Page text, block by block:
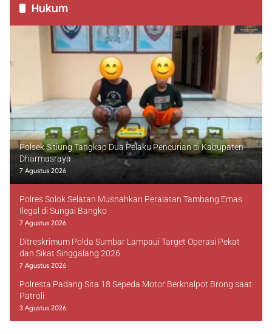
Hukum
Polsek Sitiung Tangkap Dua Pelaku Pencurian di Kabupaten
Dharmasraya
7 Agustus 2026
Polres Solok Selatan Musnahkan Peralatan Tambang Emas
Ilegal di Sungai Bangko
7 Agustus 2026
Ditreskrimum Polda Sumbar Lampaui Target Operasi Pekat
dan Sikat Singgalang 2026
7 Agustus 2026
Polresta Padang Sita 18 Sepeda Motor Berknalpot Brong saat
Patroli
3 Agustus 2026